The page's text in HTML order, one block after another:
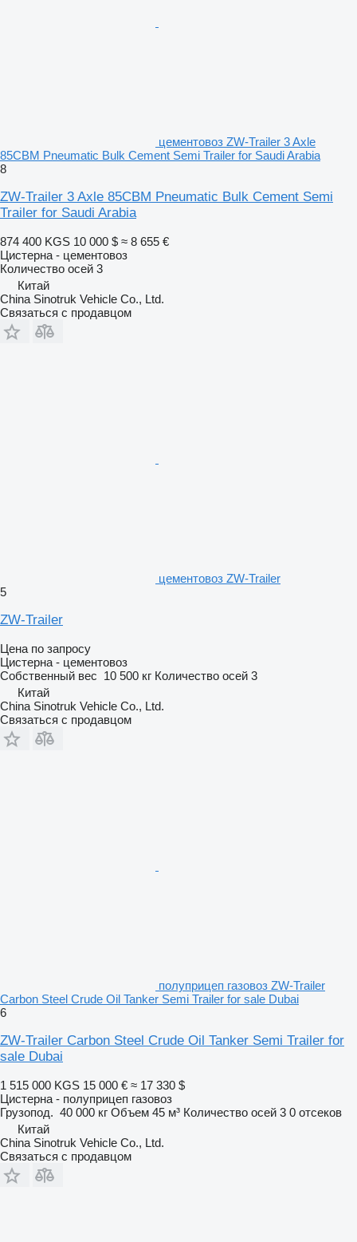
цементовоз ZW-Trailer 3 Axle
85CBM Pneumatic Bulk Cement Semi Trailer for Saudi Arabia
8
ZW-Trailer 3 Axle 85CBM Pneumatic Bulk Cement Semi
Trailer for Saudi Arabia
874 400 KGS 10 000 $ ≈ 8 655 €
Цистерна - цементовоз
Количество осей 3
Китай
China Sinotruk Vehicle Co., Ltd.
Связаться с продавцом
цементовоз ZW-Trailer
5
ZW-Trailer
Цена по запросу
Цистерна - цементовоз
Собственный вес 10 500 кг Количество осей 3
Китай
China Sinotruk Vehicle Co., Ltd.
Связаться с продавцом
полуприцеп газовоз ZW-Trailer
Carbon Steel Crude Oil Tanker Semi Trailer for sale Dubai
6
ZW-Trailer Carbon Steel Crude Oil Tanker Semi Trailer for
sale Dubai
1 515 000 KGS 15 000 € ≈ 17 330 $
Цистерна - полуприцеп газовоз
Грузопод. 40 000 кг Объем 45 м³ Количество осей 3 0 отсеков
Китай
China Sinotruk Vehicle Co., Ltd.
Связаться с продавцом